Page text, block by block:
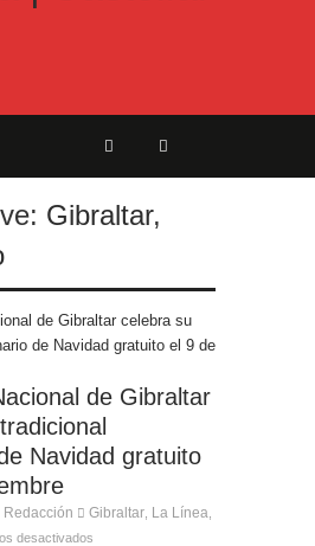
miércoles en San Roque
(31 °C o más) Del domingo 9
de agosto, todo el día
los últimos flecos de la
en la Feria Real
que ha afectado Pasada
de la carretera con el Pinar
da la bienvenida a la nueva
los Territorios de Ultramar
Gibraltar,
de Gibraltar
Navidad gratuito
Redacción Gibraltar La Línea
desactivados